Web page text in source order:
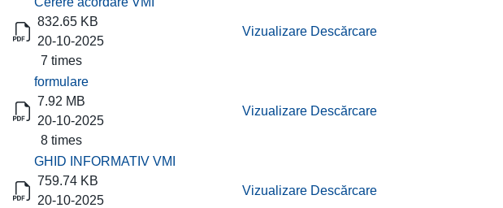
832.65 KB
20-10-2025
7 times
Vizualizare Descărcare
formulare
7.92 MB
20-10-2025
8 times
Vizualizare Descărcare
GHID INFORMATIV VMI
759.74 KB
20-10-2025
Vizualizare Descărcare